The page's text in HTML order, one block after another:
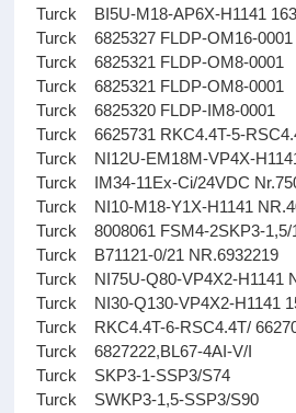
Turck BI5U-M18-AP6X-H1141
Turck 6825327 FLDP-OM16-0001
Turck 6825321 FLDP-OM8-0001
Turck 6825321 FLDP-OM8-0001
Turck 6825320 FLDP-IM8-0001
Turck 6625731 RKC4.4T-5-
Turck NI12U-EM18M-VP4X-
Turck IM34-11Ex-Ci/24VDC
Turck NI10-M18-Y1X-H1141
Turck 8008061 FSM4-2SKP3-1,5/
Turck B71121-0/21 NR.6932219
Turck NI75U-Q80-VP4X2-H1141
Turck NI30-Q130-VP4X2-H1141
Turck RKC4.4T-6-RSC4.4T/
Turck 6827222,BL67-4AI-V/I
Turck SKP3-1-SSP3/S74
Turck SWKP3-1,5-SSP3/S90